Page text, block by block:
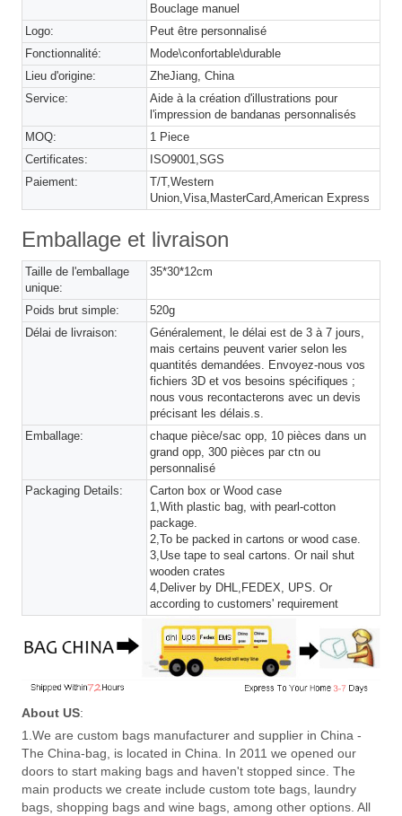
Bouclage manuel
Logo:
Peut être personnalisé
Fonctionnalité:
Mode\confortable\durable
Lieu d'origine:
ZheJiang, China
Service:
Aide à la création d'illustrations pour
l'impression de bandanas personnalisés
MOQ:
1 Piece
Certificates:
ISO9001,SGS
Paiement:
T/T,Western
Union,Visa,MasterCard,American Express
Emballage et livraison
Taille de l'emballage
unique:
35*30*12cm
Poids brut simple:
520g
Délai de livraison:
Généralement, le délai est de 3 à 7 jours,
mais certains peuvent varier selon les
quantités demandées. Envoyez-nous vos
fichiers 3D et vos besoins spécifiques ;
nous vous recontacterons avec un devis
précisant les délais.s.
Emballage:
chaque pièce/sac opp, 10 pièces dans un
grand opp, 300 pièces par ctn ou
personnalisé
Packaging Details:
Carton box or Wood case
1,With plastic bag, with pearl-cotton
package.
2,To be packed in cartons or wood case.
3,Use tape to seal cartons. Or nail shut
wooden crates
4,Deliver by DHL,FEDEX, UPS. Or
according to customers' requirement
About US:
1.We are custom bags manufacturer and supplier in China -
The China-bag, is located in China. In 2011 we opened our
doors to start making bags and haven't stopped since. The
main products we create include custom tote bags, laundry
bags, shopping bags and wine bags, among other options. All